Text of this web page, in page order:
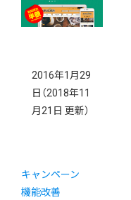
2016年1月29
日 （2018年11
月21日 更新）
キャンペーン
機能改善